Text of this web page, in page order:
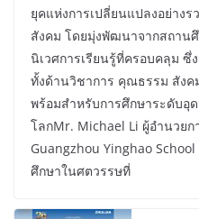
ยุคแห่งการเปลี่ยนแปลงอย่างร
สังคม โดยมุ่งพัฒนาจากสถาน
นิเวศการเรียนรู้ที่ครอบคลุม ซึ่
ทั้งด้านวิชาการ คุณธรรม สัง
พร้อมสำหรับการศึกษาระดับอุ
โลกMr. Michael Li ผู้อำนวย
Guangzhou Yinghao
ศึกษาในศตวรรษที่